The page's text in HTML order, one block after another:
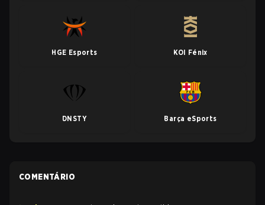
HGE Esports KOI Fénix
DNSTY Barça eSports
COMENTÁRIO